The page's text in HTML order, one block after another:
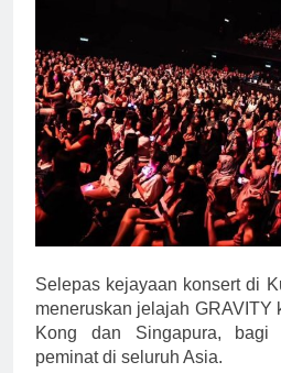
Selepas kejayaan konsert di
meneruskan jelajah GRAVITY
Kong dan Singapura, bagi
peminat di seluruh Asia.